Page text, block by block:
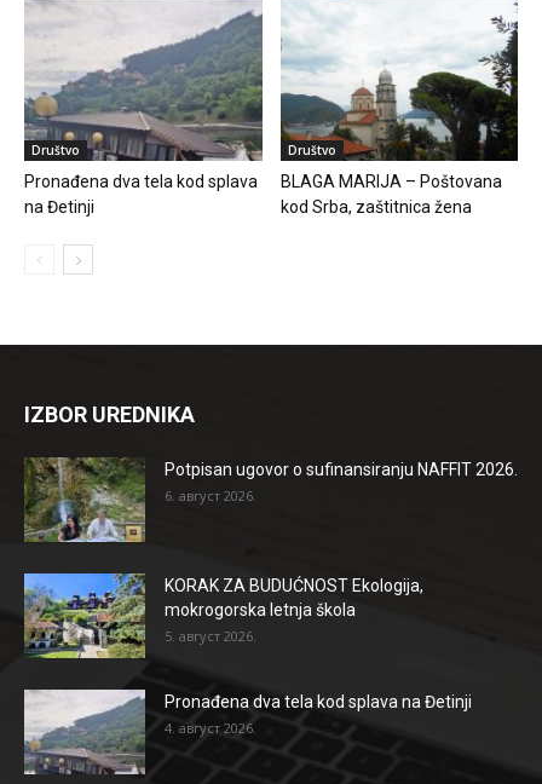
Društvo
Pronađena dva tela kod splava
na Đetinji
Društvo
BLAGA MARIJA – Poštovana
kod Srba, zaštitnica žena
IZBOR UREDNIKA
Potpisan ugovor o sufinansiranju NAFFIT 2026.
6. август 2026.
KORAK ZA BUDUĆNOST Ekologija,
mokrogorska letnja škola
5. август 2026.
Pronađena dva tela kod splava na Đetinji
4. август 2026.